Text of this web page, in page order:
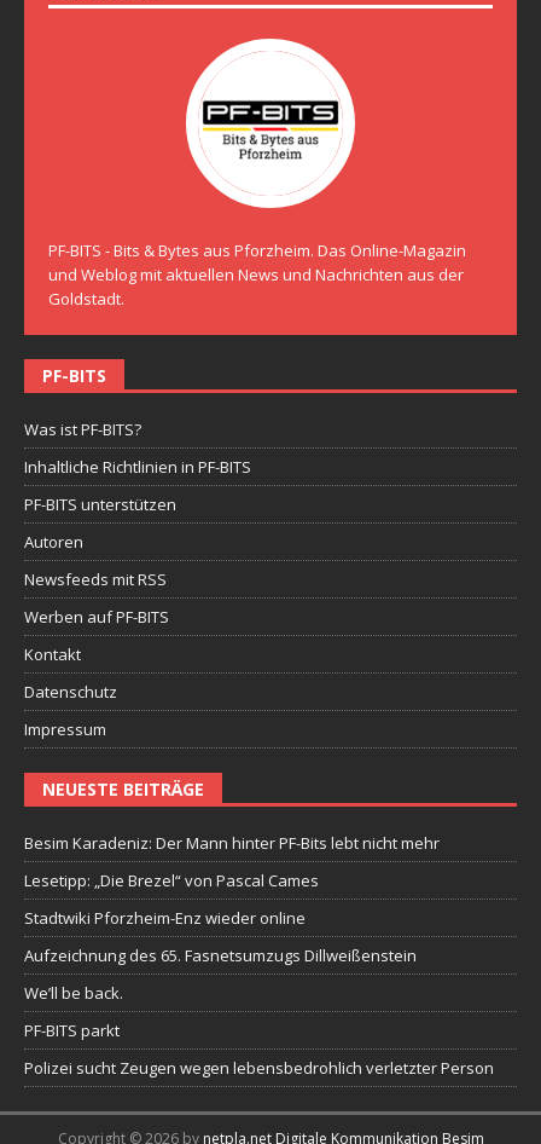
PF-BITS - Bits & Bytes aus Pforzheim. Das Online-Magazin
und Weblog mit aktuellen News und Nachrichten aus der
Goldstadt.
PF-BITS
Was ist PF-BITS?
Inhaltliche Richtlinien in PF-BITS
PF-BITS unterstützen
Autoren
Newsfeeds mit RSS
Werben auf PF-BITS
Kontakt
Datenschutz
Impressum
NEUESTE BEITRÄGE
Besim Karadeniz: Der Mann hinter PF-Bits lebt nicht mehr
Lesetipp: „Die Brezel“ von Pascal Cames
Stadtwiki Pforzheim-Enz wieder online
Aufzeichnung des 65. Fasnetsumzugs Dillweißenstein
We’ll be back.
PF-BITS parkt
Polizei sucht Zeugen wegen lebensbedrohlich verletzter Person
Copyright © 2026 by netpla.net Digitale Kommunikation Besim